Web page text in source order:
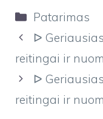
Kategorijos
Patarimas
ᐅ
reitingai ir
ᐅ
reitingai ir